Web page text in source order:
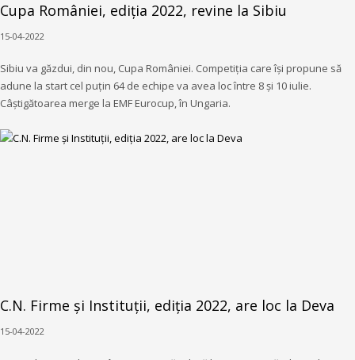
Cupa României, ediția 2022, revine la Sibiu
15-04-2022
Sibiu va găzdui, din nou, Cupa României. Competiția care își propune să
adune la start cel puțin 64 de echipe va avea loc între 8 și 10 iulie.
Câștigătoarea merge la EMF Eurocup, în Ungaria.
C.N. Firme și Instituții, ediția 2022, are loc la Deva
15-04-2022